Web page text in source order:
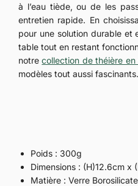
à l’eau tiède, ou de les
entretien rapide. En
pour une solution durable et
table tout en restant
notrecollection de théière en
modèles tout aussi fascinants.
Poids : 300g
Dimensions : (H)12.6cm x
Matière : Verre Borosilicate